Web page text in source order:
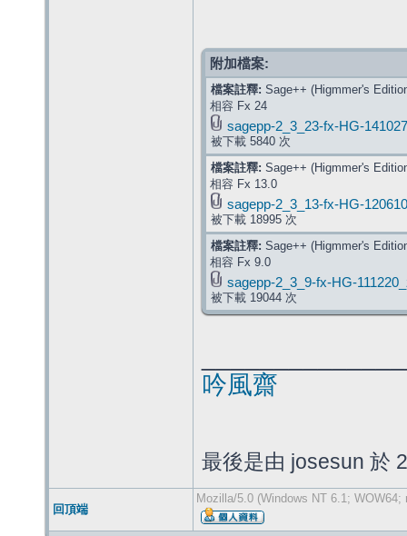
附加檔案:
檔案註釋: Sage++ (Higmmer's
相容 Fx 24
sagepp-2_3_23-fx-HG-
被下載 5840 次
檔案註釋: Sage++ (Higmmer's
相容 Fx 13.0
sagepp-2_3_13-fx-HG-
被下載 18995 次
檔案註釋: Sage++ (Higmmer's
相容 Fx 9.0
sagepp-2_3_9-fx-HG-
被下載 19044 次
吟風齋
最後是由 josesun 於
回頂端
Mozilla/5.0 (Windows NT 6.1;